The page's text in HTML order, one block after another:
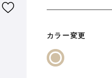
カラー変更